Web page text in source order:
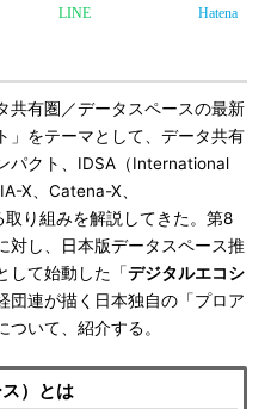
LINE Hatena
共有圏／データスペースの最新
」をテーマとして、データ共有
パクト、IDSA（International
X、Catena-X、
り組みを解説してきた。第8
対し、日本版データスペース推
して始動した「デジタルエコシ
団連が描く日本独自の「プロア
いて、紹介する。
）とは